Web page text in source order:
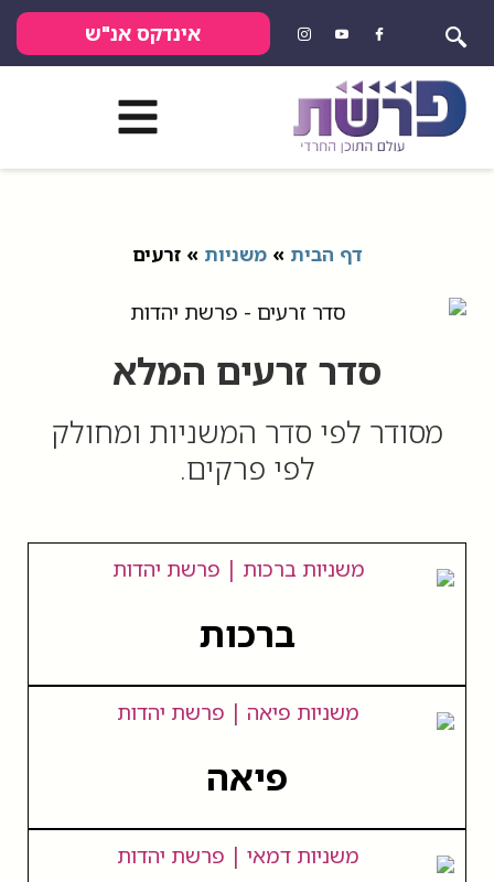
אינדקס אנ"ש
דף הבית »משניות »זרעים
סדר זרעים המלא
מסודר לפי סדר המשניות ומחולק
לפי פרקים.
ברכות
פיאה